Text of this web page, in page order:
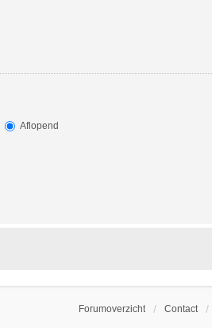
Aflopend
Forumoverzicht Contact